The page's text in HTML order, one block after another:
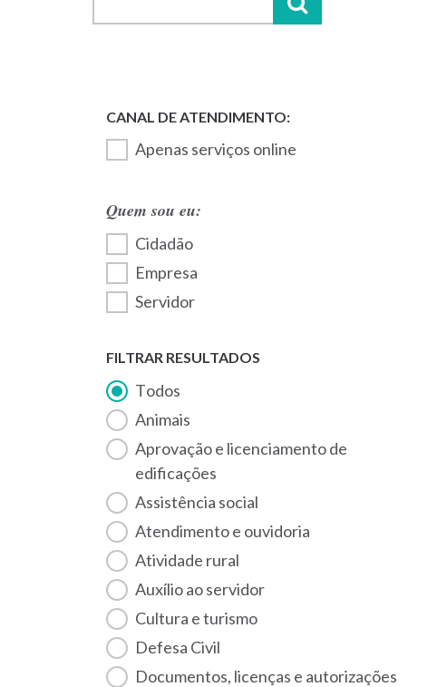
Apenas serviços online
Quem sou eu:
Cidadão
Empresa
Servidor
FILTRAR RESULTADOS
Todos
Animais
Aprovação e licenciamento de
edificações
Assistência social
Atendimento e ouvidoria
Atividade rural
Auxílio ao servidor
Cultura e turismo
Defesa Civil
Documentos, licenças e autorizações